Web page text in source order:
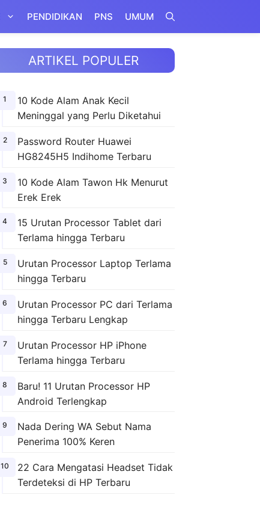
PENDIDIKAN PNS UMUM
ARTIKEL POPULER
10 Kode Alam Anak Kecil
Meninggal yang Perlu Diketahui
Password Router Huawei
HG8245H5 Indihome Terbaru
10 Kode Alam Tawon Hk Menurut
Erek Erek
15 Urutan Processor Tablet dari
Terlama hingga Terbaru
Urutan Processor Laptop Terlama
hingga Terbaru
Urutan Processor PC dari Terlama
hingga Terbaru Lengkap
Urutan Processor HP iPhone
Terlama hingga Terbaru
Baru! 11 Urutan Processor HP
Android Terlengkap
Nada Dering WA Sebut Nama
Penerima 100% Keren
22 Cara Mengatasi Headset Tidak
Terdeteksi di HP Terbaru